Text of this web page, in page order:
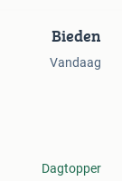
Bieden
Vandaag
Dagtopper